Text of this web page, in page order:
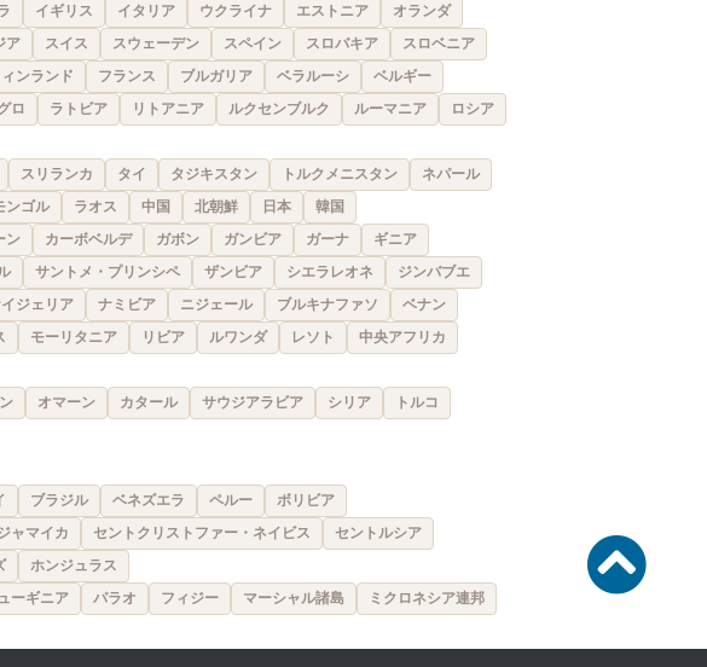
イギリス イタリア ウクライナ エストニア
オランダ
ア スイス スウェーデン スペイン スロバキア
スロベニア
ンランド フランス ブルガリア ベラルーシ
ベルギー
ロ ラトビア リトアニア ルクセンブルク ルーマニア
ロシア
スリランカ タイ タジキスタン トルクメニスタン
ネパール
ンゴル ラオス 中国 北朝鮮 日本 韓国
ン カーボベルデ ガボン ガンビア ガーナ
ギニア
サントメ・プリンシペ ザンビア シエラレオネ
ジンバブエ
ジェリア ナミビア ニジェール ブルキナファソ
ベナン
モーリタニア リビア ルワンダ レソト
中央アフリカ
オマーン カタール サウジアラビア シリア
トルコ
ブラジル ベネズエラ ペルー ボリビア
ャマイカ セントクリストファー・ネイビス
セントルシア
ホンジュラス
ーギニア パラオ フィジー マーシャル諸島 ミクロネシア連邦